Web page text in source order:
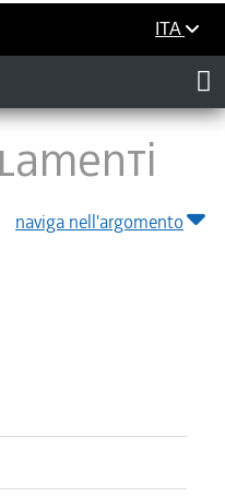
ITA
naviga nell'argomento